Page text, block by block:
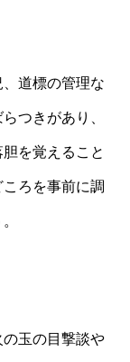
道標の管理な
つきがあり、
を覚えること
ろを事前に調
玉の目撃談や